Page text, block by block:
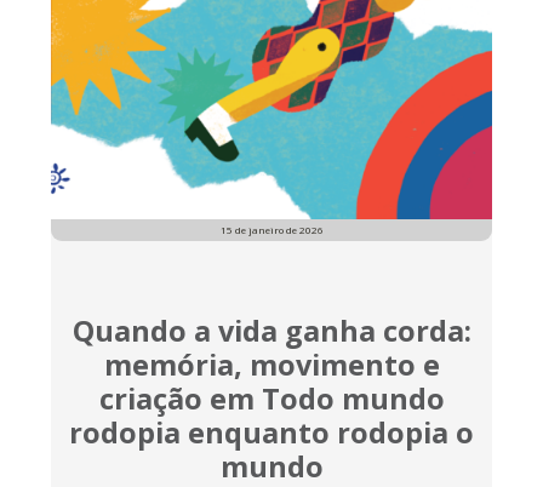
15 de janeiro de 2026
Quando a vida ganha corda:
memória, movimento e
criação em Todo mundo
rodopia enquanto rodopia o
mundo